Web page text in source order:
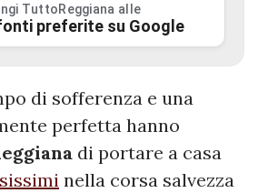
TuttoReggiana alle
preferite su Google
di sofferenza e una
perfetta hanno
di portare a casa
nella corsa salvezza